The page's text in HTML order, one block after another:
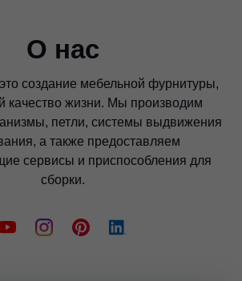
О нас
создание мебельной фурнитуры,
жизни. Мы производим
петли, системы выдвижения
а также предоставляем
сервисы и приспособления для
сборки.